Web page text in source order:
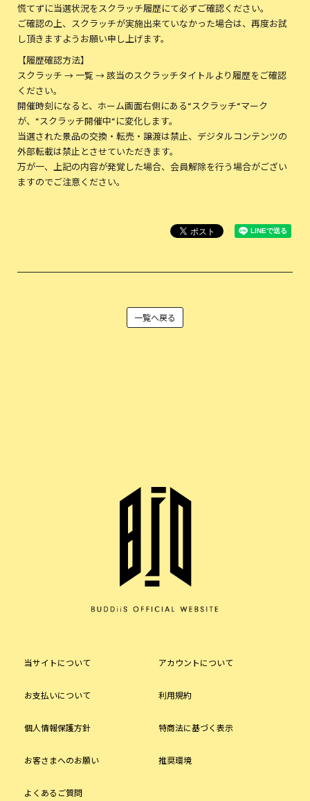
慌てずに当選状況をスクラッチ履歴にて必ずご確認ください。
ご確認の上、スクラッチが実施出来ていなかった場合は、再度お試
し頂きますようお願い申し上げます。
【履歴確認方法】
スクラッチ → 一覧 → 該当のスクラッチタイトルより履歴をご確認
ください。
開催時刻になると、ホーム画面右側にある“スクラッチ“マーク
が、“スクラッチ開催中“に変化します。
当選された景品の交換・転売・譲渡は禁止、デジタルコンテンツの
外部転載は禁止とさせていただきます。
万が一、上記の内容が発覚した場合、会員解除を行う場合がござい
ますのでご注意ください。
一覧へ戻る
当サイトについて アカウントについて
お支払いについて 利用規約
個人情報保護方針 特商法に基づく表示
お客さまへのお願い 推奨環境
よくあるご質問